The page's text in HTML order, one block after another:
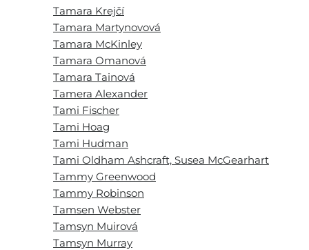
Tamara Krejčí
Tamara Martynovová
Tamara McKinley
Tamara Omanová
Tamara Tainová
Tamera Alexander
Tami Fischer
Tami Hoag
Tami Hudman
Tami Oldham Ashcraft, Susea McGearhart
Tammy Greenwood
Tammy Robinson
Tamsen Webster
Tamsyn Muirová
Tamsyn Murray